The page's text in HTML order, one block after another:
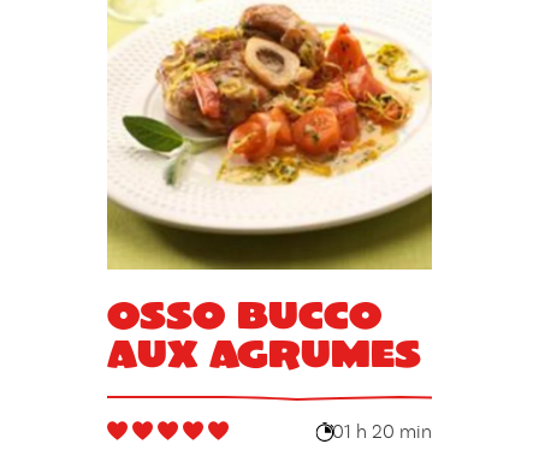
Osso bucco
aux agrumes
01 h 20 min